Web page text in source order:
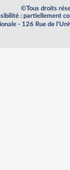
©Tous droits
: partiellement
- 126 Rue de